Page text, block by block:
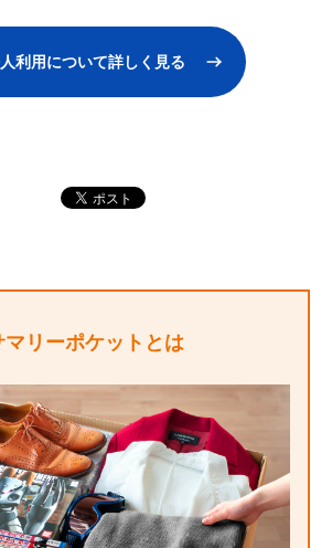
利用について詳しく見る
マリーポケットとは